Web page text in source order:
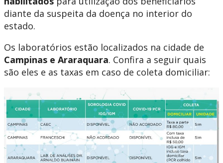
diante da suspeita da doença no interior do
estado.
Os laboratórios estão localizados na cidade de
Campinas e Araraquara. Confira a seguir quais
são eles e as taxas em caso de coleta domiciliar: